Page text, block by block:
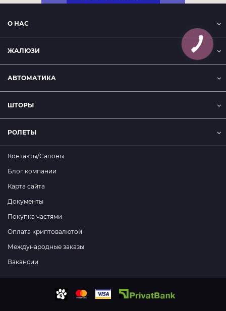
О НАС
ЖАЛЮЗИ
АВТОМАТИКА
ШТОРЫ
РОЛЕТЫ
Контакты/Салоны
Блог компании
Карта сайта
Документы
Покупка частями
Оплата криптовалютой
Международные заказы
Вакансии